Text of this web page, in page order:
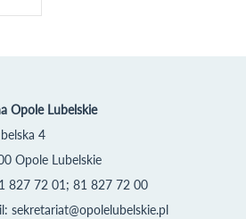
Opole Lubelskie
4
Opole Lubelskie
827 72 01; 81 827 72 00
sekretariat@opolelubelskie.pl